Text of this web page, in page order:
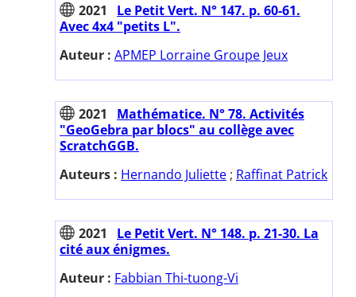
2021
Le Petit Vert. N° 147. p. 60-61.
Avec 4x4 "petits L".
Auteur : APMEP Lorraine Groupe Jeux
2021
Mathématice. N° 78. Activités
"GeoGebra par blocs" au collège avec
ScratchGGB.
Auteurs : Hernando Juliette ; Raffinat Patrick
2021
Le Petit Vert. N° 148. p. 21-30. La
cité aux énigmes.
Auteur : Fabbian Thi-tuong-Vi